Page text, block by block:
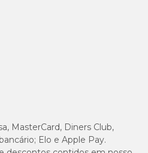
MasterCard, Diners Club,
Elo e Apple Pay.